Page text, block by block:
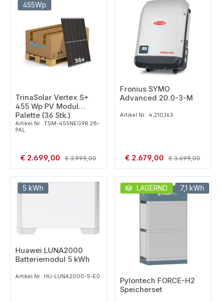
455Wp
TrinaSolar Vertex S+
455 Wp PV Modul
Palette (36 Stk.)
Artikel Nr.: TSM-455NEG9R.28-
PAL
Verkaufspreis:
€ 2.699,00 Regulärer Preis:
€ 3.999,00
Fronius SYMO
Advanced 20.0-3-M
Artikel Nr.: 4,210,163
Verkaufspreis:
€ 2.679,00 Regulärer Preis:
€ 3.699,00
5 kWh
Huawei LUNA2000
Batteriemodul 5 kWh
Artikel Nr.: HU-LUNA2000-5-E0
LAGERND 7,1 kWh
Pylontech FORCE-H2
Speicherset